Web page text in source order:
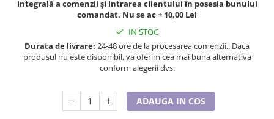
Cadouri ocazii speciale
Tricouri de cuplu Valentine's Day
Valentine's Day
Cadouri pentru Nasi si Fini
Cadouri Craciun
integrală a comenzii și intrarea clientului în posesia bunului
comandat. Nu se ac + 10,00 Lei
IN STOC
Durata de livrare: 24-48 ore de la procesarea comenzii.. Daca
produsul nu este disponibil, va oferim cea mai buna alternativa
conform alegerii dvs.
ADAUGA IN COS